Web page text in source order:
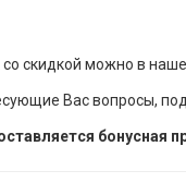
со скидкой можно в
Вас вопросы,
бонусная